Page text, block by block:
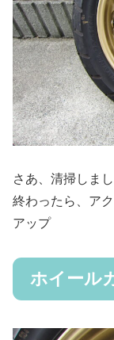
さあ、清掃しま
終わったら、ア
アップ
ホイール